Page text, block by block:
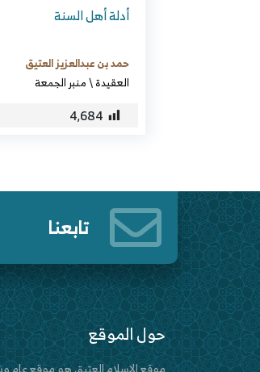
أدلة أهل السنة
حمد بن عبدالعزيز العتيق
العقيدة\منبر الجمعة
4٬684
تابعنا
حول الموقع